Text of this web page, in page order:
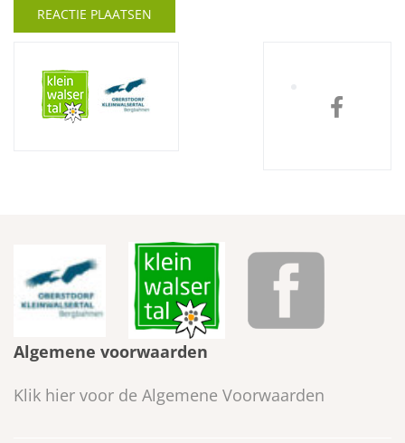
Algemene voorwaarden
Klik hier voor de Algemene Voorwaarden